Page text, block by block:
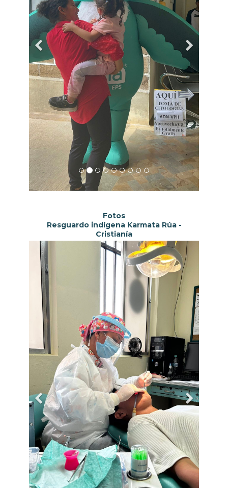
Fotos
Resguardo indígena Karmata Rúa -
Cristianía